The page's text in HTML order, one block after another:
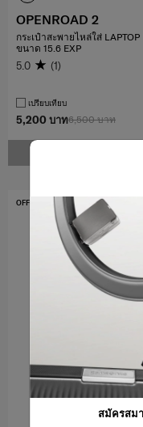
สมัครสม
6,500 บาท
5,200 บาท
OPENROAD 2
กระเป๋าสะพายไหล่ใส่ LAPTOP
ขนาด 15.6 EXP
5.0 (1)
เปรียบเทียบ
OFFERS 40%